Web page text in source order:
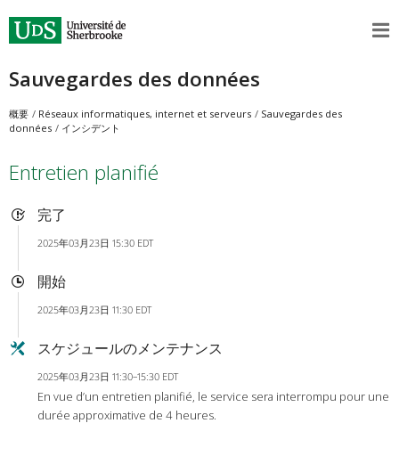
Sauvegardes des données
概要 Réseaux informatiques, internet et serveurs
Sauvegardes des
données
インシデント
Entretien planifié
完了
2025年03月23日 15:30 EDT
開始
2025年03月23日 11:30 EDT
スケジュールのメンテナンス
2025年03月23日 11:30–15:30 EDT
En vue d’un entretien planifié, le service sera interrompu pour une
durée approximative de 4 heures.